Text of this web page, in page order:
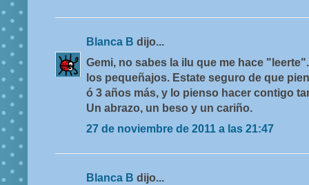
Blanca B dijo...
Gemi, no sabes la ilu que me hace
los pequeñajos. Estate seguro de que
ó 3 años más, y lo pienso hacer contigo
Un abrazo, un beso y un cariño.
27 de noviembre de 2011 a las 21:47
Blanca B dijo...